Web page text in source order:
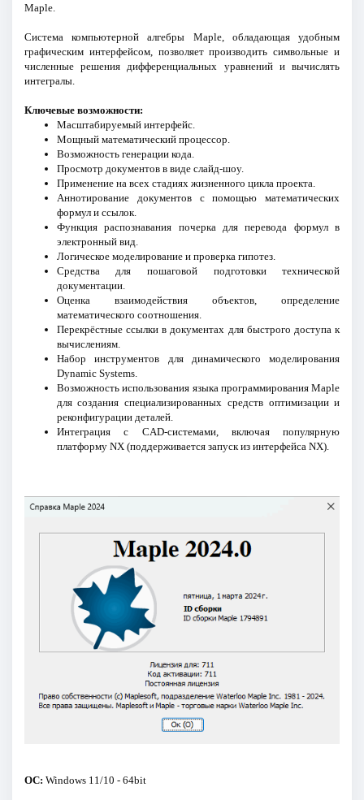
Maple.
Система компьютерной алгебры Maple, обладающая удобным
графическим интерфейсом, позволяет производить символьные и
численные решения дифференциальных уравнений и вычислять
интегралы.
Ключевые возможности:
Масштабируемый интерфейс.
Мощный математический процессор.
Возможность генерации кода.
Просмотр документов в виде слайд-шоу.
Применение на всех стадиях жизненного цикла проекта.
Аннотирование документов с помощью математических
формул и ссылок.
Функция распознавания почерка для перевода формул в
электронный вид.
Логическое моделирование и проверка гипотез.
Средства для пошаговой подготовки технической
документации.
Оценка взаимодействия объектов, определение
математического соотношения.
Перекрёстные ссылки в документах для быстрого доступа к
вычислениям.
Набор инструментов для динамического моделирования
Dynamic Systems.
Возможность использования языка программирования Maple
для создания специализированных средств оптимизации и
реконфигурации деталей.
Интеграция с CAD-системами, включая популярную
платформу NX (поддерживается запуск из интерфейса NX).
ОС: Windows 11/10 - 64bit